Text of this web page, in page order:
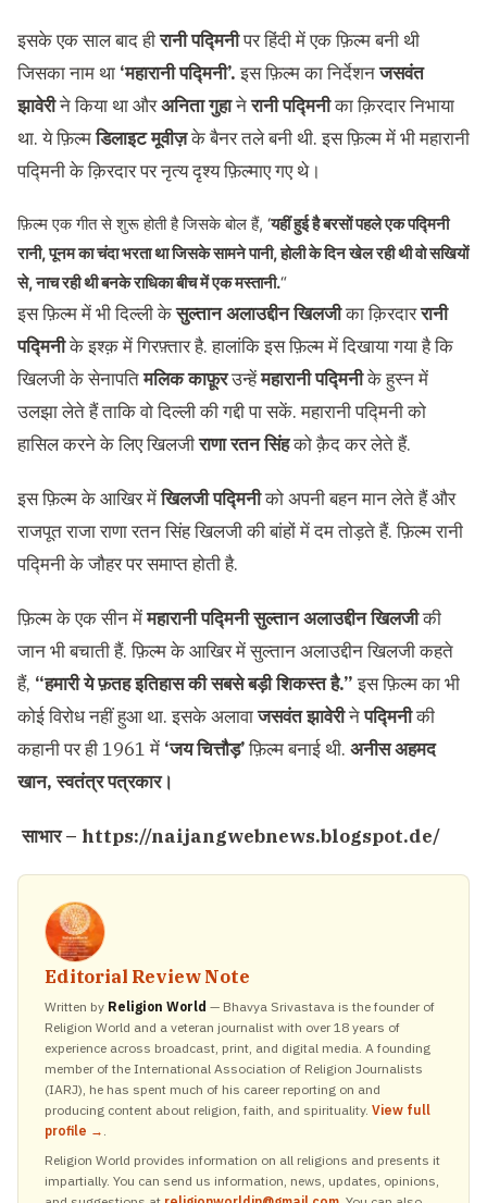
इसके एक साल बाद हीरानी पद्मिनीपर हिंदी में एक फ़िल्म बनी थी
जिसका नाम था ‘महारानी पद्मिनी’.इस फ़िल्म का निर्देशनजसवंत
झावेरीने किया था औरअनिता गुहानेरानी पद्मिनीका क़िरदार निभाया
था. ये फ़िल्मडिलाइट मूवीज़के बैनर तले बनी थी. इस फ़िल्म में भी महारानी
पद्मिनी के क़िरदार पर नृत्य दृश्य फ़िल्माए गए थे।
फ़िल्म एक गीत से शुरू होती है जिसके बोल हैं, ‘यहीं हुई है बरसों पहले एक पद्मिनी
रानी, पूनम का चंदा भरता था जिसके सामने पानी, होली के दिन खेल रही थी वो सखियों
से, नाच रही थी बनके राधिका बीच में एक मस्तानी.“
इस फ़िल्म में भी दिल्ली केसुल्तान अलाउद्दीन खिलजीका क़िरदाररानी
पद्मिनीके इश्क़ में गिरफ़्तार है. हालांकि इस फ़िल्म में दिखाया गया है कि
खिलजी के सेनापतिमलिक काफ़ूरउन्हेंमहारानी पद्मिनीके हुस्न में
उलझा लेते हैं ताकि वो दिल्ली की गद्दी पा सकें. महारानी पद्मिनी को
हासिल करने के लिए खिलजीराणा रतन सिंहको क़ैद कर लेते हैं.
इस फ़िल्म के आखिर मेंखिलजी पद्मिनीको अपनी बहन मान लेते हैं और
राजपूत राजा राणा रतन सिंह खिलजी की बांहों में दम तोड़ते हैं. फ़िल्म रानी
पद्मिनी के जौहर पर समाप्त होती है.
फ़िल्म के एक सीन मेंमहारानी पद्मिनी सुल्तान अलाउद्दीन खिलजीकी
जान भी बचाती हैं. फ़िल्म के आखिर में सुल्तान अलाउद्दीन खिलजी कहते
हैं, “हमारी ये फ़तह इतिहास की सबसे बड़ी शिकस्त है.”इस फ़िल्म का भी
कोई विरोध नहीं हुआ था. इसके अलावाजसवंत झावेरीनेपद्मिनीकी
कहानी पर ही 1961 में ‘जय चित्तौड़’फ़िल्म बनाई थी. अनीस अहमद
खान, स्वतंत्र पत्रकार।
साभार – https://naijangwebnews.blogspot.de/
Editorial Review Note
Written by Religion World — Bhavya Srivastava is the founder of
Religion World and a veteran journalist with over 18 years of
experience across broadcast, print, and digital media. A founding
member of the International Association of Religion Journalists
(IARJ), he has spent much of his career reporting on and
producing content about religion, faith, and spirituality. View full
profile → .
Religion World provides information on all religions and presents it
impartially. You can send us information, news, updates, opinions,